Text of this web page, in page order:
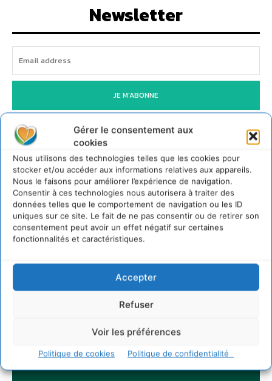
Gérer le consentement aux
cookies
Nous utilisons des technologies telles que les cookies pour
stocker et/ou accéder aux informations relatives aux appareils.
Nous le faisons pour améliorer l’expérience de navigation.
Consentir à ces technologies nous autorisera à traiter des
données telles que le comportement de navigation ou les ID
uniques sur ce site. Le fait de ne pas consentir ou de retirer son
consentement peut avoir un effet négatif sur certaines
fonctionnalités et caractéristiques.
Accepter
Refuser
Voir les préférences
Politique de cookies Politique de confidentialité
Newsletter
JE M'ABONNE